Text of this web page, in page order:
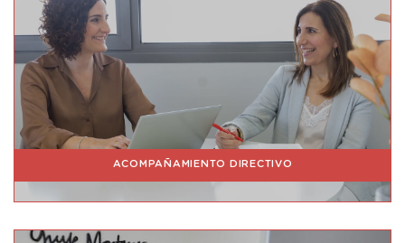
ACOMPAÑAMIENTO DIRECTIVO